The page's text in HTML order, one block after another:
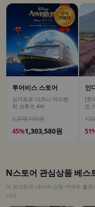
투어비스 스토어
싱가포르 디즈니 어드벤
처 크루즈 4박
2,370,150원
45%1,303,580원
인
[한
인
카
영
N스토어 관심상품 베스
이 포스팅은 네이버 쇼핑 커넥트 활
니다.